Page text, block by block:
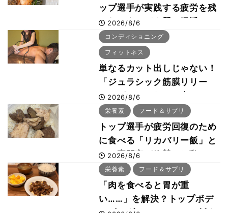
ップ選手が実践する疲労を残
さないタンパク質＆腸活コン
ボ
2026/8/6
コンディショニング
フィットネス
単なるカット出しじゃない！
「ジュラシック筋膜リリー
ス」が口コミだけで大ヒット
した納得の理由 木澤大祐が
解説
2026/8/6
栄養素 フード＆サプリ
トップ選手が疲労回復のため
に食べる「リカバリー飯」と
は？専門家が絶賛した鶏レバ
ー活用法
2026/8/6
栄養素 フード＆サプリ
「肉を食べると胃が重
い……」を解決？トップボデ